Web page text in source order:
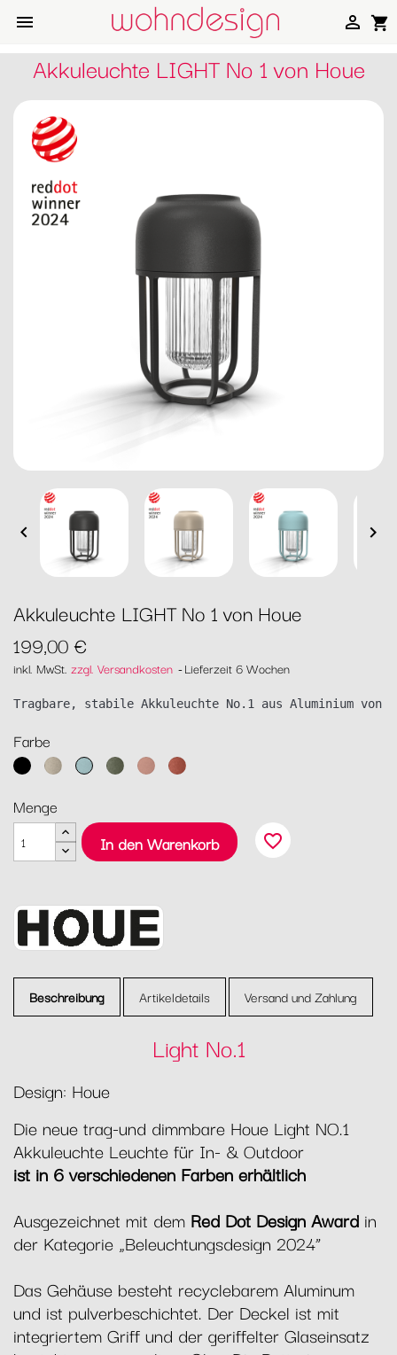
 shopping_cart

Akkuleuchte LIGHT No 1 von Houe
 
Akkuleuchte LIGHT No 1 von Houe
199,00 €
inkl. MwSt. zzgl. Versandkosten Lieferzeit 6 Wochen
Tragbare, stabile Akkuleuchte No.1 aus Aluminium von
Farbe
20 BeigeIce LaurelPowderCayenne
Menge
In den Warenkorb
favorite_border
Beschreibung Artikeldetails Versand und Zahlung
Light No.1
Design: Houe
Die neue trag-und dimmbare Houe Light NO.1
Akkuleuchte Leuchte für In- & Outdoor
ist in 6 verschiedenen Farben erhältlich
Ausgezeichnet mit dem Red Dot Design Award in
der Kategorie „Beleuchtungsdesign 2024“
Das Gehäuse besteht recyclebarem Aluminum
und ist pulverbeschichtet. Der Deckel ist mit
integriertem Griff und der geriffelter Glaseinsatz